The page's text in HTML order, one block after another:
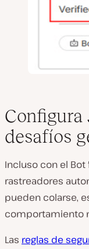
Configura
desafíos
Incluso con el
rastreadores
pueden colarse,
comportamiento
Las reglas de